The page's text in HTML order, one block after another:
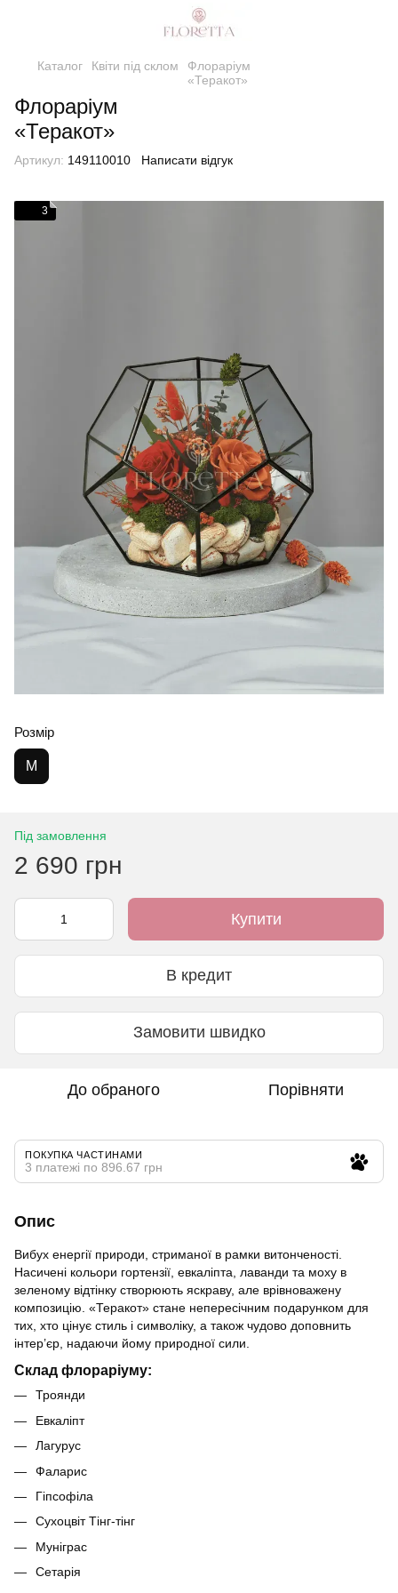
Каталог Квіти під склом
Флораріум
«Теракот»
Флораріум
«Теракот»
Артикул: 149110010 Написати відгук
3
Розмір
M
Під замовлення
2 690 грн
Купити
В кредит
Замовити швидко
До обраного Порівняти
ПОКУПКА ЧАСТИНАМИ
3 платежі по 896.67 грн
Опис
Вибух енергії природи, стриманої в рамки витонченості.
Насичені кольори гортензії, евкаліпта, лаванди та моху в
зеленому відтінку створюють яскраву, але врівноважену
композицію. «Теракот» стане непересічним подарунком для
тих, хто цінує стиль і символіку, а також чудово доповнить
інтер’єр, надаючи йому природної сили.
Склад флораріуму:
Троянди
Евкаліпт
Лагурус
Фаларис
Гіпсофіла
Сухоцвіт Тінг-тінг
Муніграс
Сетарія